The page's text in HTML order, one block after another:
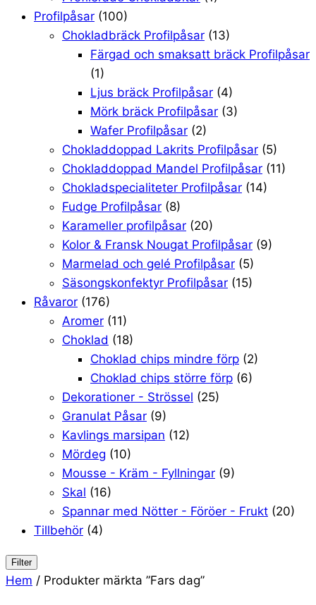
Profilpåsar (100)
Chokladbräck Profilpåsar (13)
Färgad och smaksatt bräck Profilpåsar
(1)
Ljus bräck Profilpåsar (4)
Mörk bräck Profilpåsar (3)
Wafer Profilpåsar (2)
Chokladdoppad Lakrits Profilpåsar (5)
Chokladdoppad Mandel Profilpåsar (11)
Chokladspecialiteter Profilpåsar (14)
Fudge Profilpåsar (8)
Karameller profilpåsar (20)
Kolor & Fransk Nougat Profilpåsar (9)
Marmelad och gelé Profilpåsar (5)
Säsongskonfektyr Profilpåsar (15)
Råvaror (176)
Aromer (11)
Choklad (18)
Choklad chips mindre förp (2)
Choklad chips större förp (6)
Dekorationer - Strössel (25)
Granulat Påsar (9)
Kavlings marsipan (12)
Mördeg (10)
Mousse - Kräm - Fyllningar (9)
Skal (16)
Spannar med Nötter - Föröer - Frukt (20)
Tillbehör (4)
Filter
Hem / Produkter märkta ”Fars dag”